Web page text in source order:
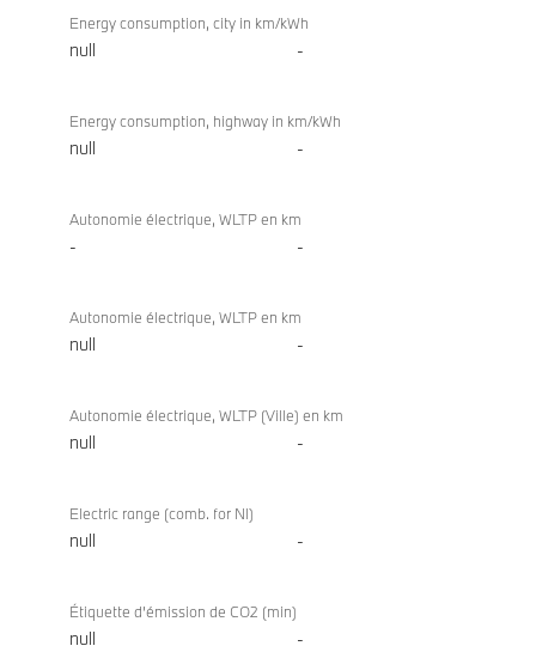
Energy consumption, city in km/kWh
null -
Energy consumption, highway in km/kWh
null -
Autonomie électrique, WLTP en km
- -
Autonomie électrique, WLTP en km
null -
Autonomie électrique, WLTP (Ville) en km
null -
Electric range (comb. for NI)
null -
Étiquette d’émission de CO2 (min)
null -